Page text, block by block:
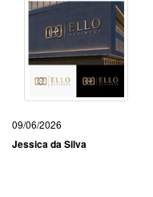
09/06/2026
Jessica da Silva